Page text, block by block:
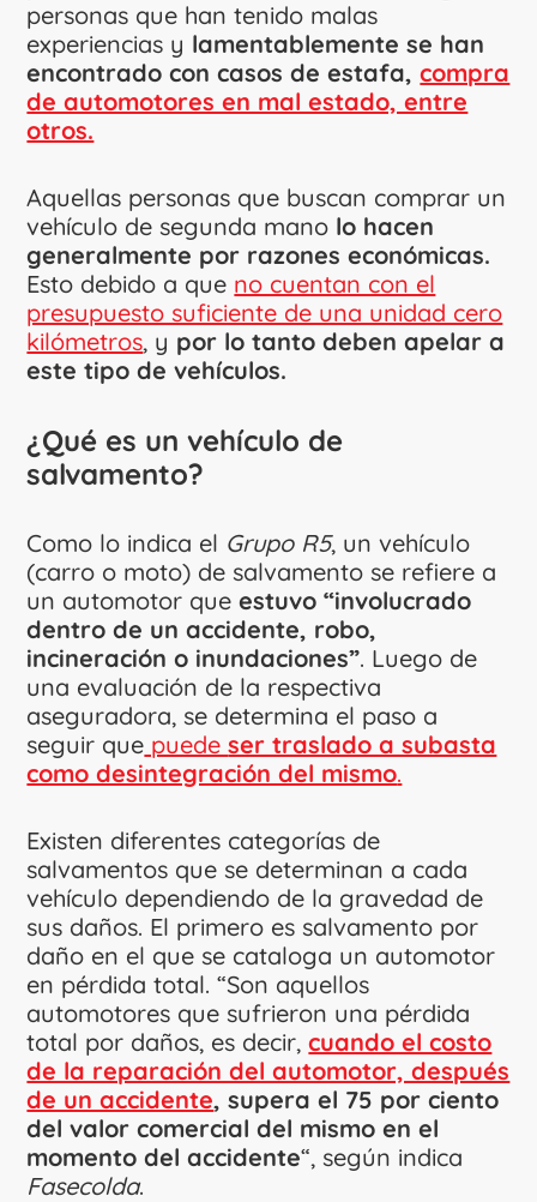
personas que han tenido malas
experiencias y lamentablemente se han
encontrado con casos de estafa,compra
de automotores en mal estado, entre
otros.
Aquellas personas que buscan comprar un
vehículo de segunda mano lo hacen
generalmente por razones económicas.
Esto debido a que no cuentan con el
presupuesto suficiente de una unidad cero
kilómetros, y por lo tanto deben apelar a
este tipo de vehículos.
¿Qué es un vehículo de
salvamento?
Como lo indica el Grupo R5, un vehículo
(carro o moto) de salvamento se refiere a
un automotor queestuvo “involucrado
dentro de un accidente, robo,
incineración o inundaciones”. Luego de
una evaluación de la respectiva
aseguradora, se determina el paso a
seguir que puedeser traslado a subasta
como desintegración del mismo.
Existen diferentes categorías de
salvamentos que se determinan a cada
vehículo dependiendo de la gravedad de
sus daños. El primero es salvamento por
daño en el que se cataloga un automotor
en pérdida total. “Son aquellos
automotores que sufrieron una pérdida
total por daños, es decir,cuando el costo
de la reparación del automotor, después
de un accidente, supera el 75 por ciento
del valor comercial del mismo en el
momento del accidente“, según indica
Fasecolda.